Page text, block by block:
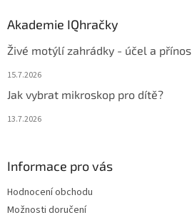
Akademie IQhračky
Živé motýlí zahrádky - účel a přínos
15.7.2026
Jak vybrat mikroskop pro dítě?
13.7.2026
Informace pro vás
Hodnocení obchodu
Možnosti doručení